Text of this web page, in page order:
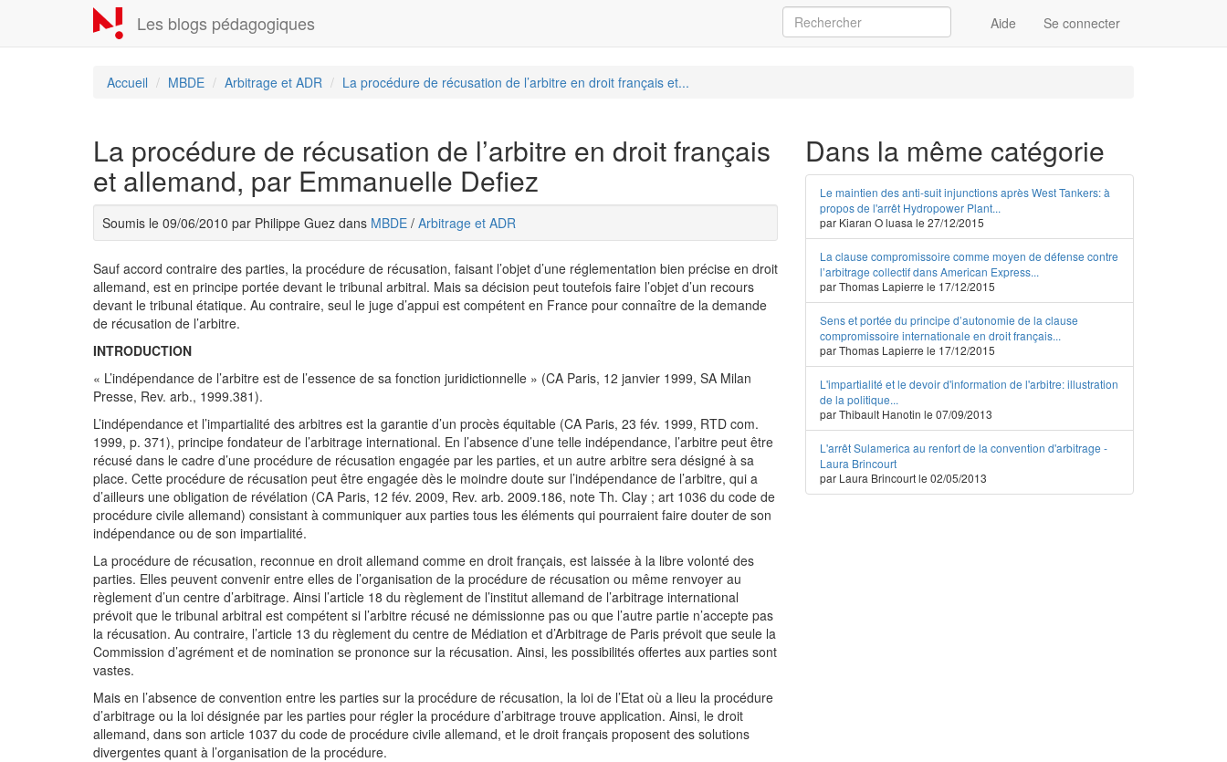
contenu
Les blogs pédagogiques Aide Se connecter
Accueil MBDE Arbitrage et ADR La procédure de récusation de l’arbitre en droit français et...
La procédure de récusation de l’arbitre en droit français
et allemand, par Emmanuelle Defiez
Soumis le 09/06/2010 par Philippe Guez dans MBDE / Arbitrage et ADR
Sauf accord contraire des parties, la procédure de récusation, faisant l’objet d’une réglementation bien précise en droit
allemand, est en principe portée devant le tribunal arbitral. Mais sa décision peut toutefois faire l’objet d’un recours
devant le tribunal étatique. Au contraire, seul le juge d’appui est compétent en France pour connaître de la demande
de récusation de l’arbitre.
INTRODUCTION
« L’indépendance de l’arbitre est de l’essence de sa fonction juridictionnelle » (CA Paris, 12 janvier 1999, SA Milan
Presse, Rev. arb., 1999.381).
L’indépendance et l’impartialité des arbitres est la garantie d’un procès équitable (CA Paris, 23 fév. 1999, RTD com.
1999, p. 371), principe fondateur de l’arbitrage international. En l’absence d’une telle indépendance, l’arbitre peut être
récusé dans le cadre d’une procédure de récusation engagée par les parties, et un autre arbitre sera désigné à sa
place. Cette procédure de récusation peut être engagée dès le moindre doute sur l’indépendance de l’arbitre, qui a
d’ailleurs une obligation de révélation (CA Paris, 12 fév. 2009, Rev. arb. 2009.186, note Th. Clay ; art 1036 du code de
procédure civile allemand) consistant à communiquer aux parties tous les éléments qui pourraient faire douter de son
indépendance ou de son impartialité.
La procédure de récusation, reconnue en droit allemand comme en droit français, est laissée à la libre volonté des
parties. Elles peuvent convenir entre elles de l’organisation de la procédure de récusation ou même renvoyer au
règlement d’un centre d’arbitrage. Ainsi l’article 18 du règlement de l’institut allemand de l’arbitrage international
prévoit que le tribunal arbitral est compétent si l’arbitre récusé ne démissionne pas ou que l’autre partie n’accepte pas
la récusation. Au contraire, l’article 13 du règlement du centre de Médiation et d’Arbitrage de Paris prévoit que seule la
Commission d’agrément et de nomination se prononce sur la récusation. Ainsi, les possibilités offertes aux parties sont
vastes.
Mais en l’absence de convention entre les parties sur la procédure de récusation, la loi de l’Etat où a lieu la procédure
d’arbitrage ou la loi désignée par les parties pour régler la procédure d’arbitrage trouve application. Ainsi, le droit
allemand, dans son article 1037 du code de procédure civile allemand, et le droit français proposent des solutions
divergentes quant à l’organisation de la procédure.
Dans la même catégorie
Le maintien des anti-suit injunctions après West Tankers: à
propos de l'arrêt Hydropower Plant...
par Kiaran O luasa le 27/12/2015
La clause compromissoire comme moyen de défense contre
l’arbitrage collectif dans American Express...
par Thomas Lapierre le 17/12/2015
Sens et portée du principe d’autonomie de la clause
compromissoire internationale en droit français...
par Thomas Lapierre le 17/12/2015
L'impartialité et le devoir d'information de l'arbitre: illustration
de la politique...
par Thibault Hanotin le 07/09/2013
L'arrêt Sulamerica au renfort de la convention d'arbitrage -
Laura Brincourt
par Laura Brincourt le 02/05/2013